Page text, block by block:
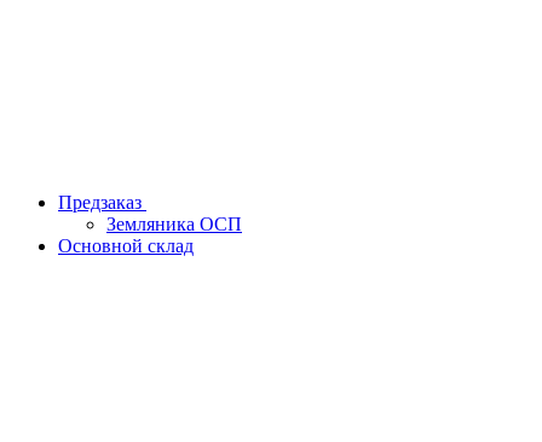
Предзаказ
Земляника ОСП
Основной склад